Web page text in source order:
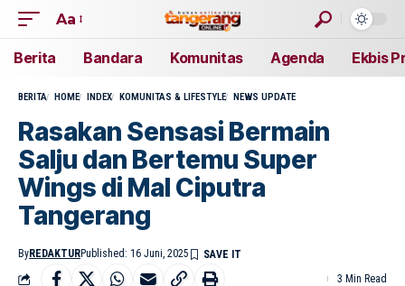
Aa
Berita Bandara Komunitas Agenda Ekbis
BERITA HOME INDEX KOMUNITAS & LIFESTYLE NEWS UPDATE
Rasakan Sensasi Bermain
Salju dan Bertemu Super
Wings di Mal Ciputra
Tangerang
ByREDAKTURPublished: 16 Juni, 2025
3 Min Read